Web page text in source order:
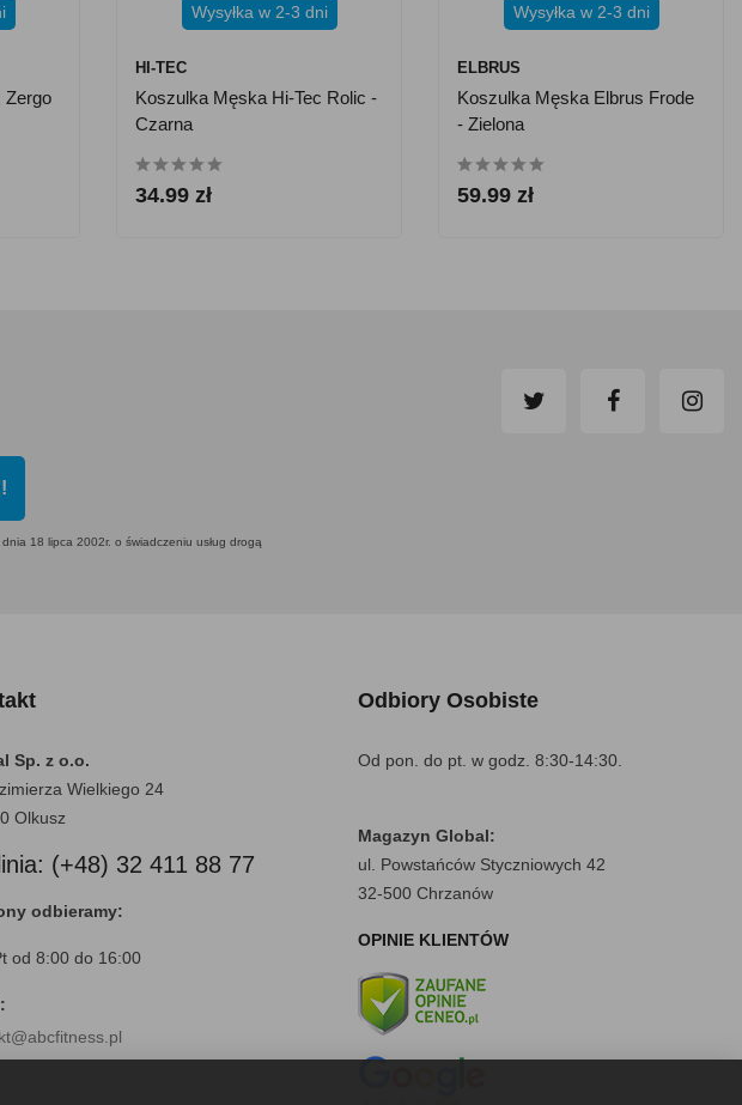
Zergo
Wysyłka w 2-3 dni
HI-TEC
Koszulka Męska Hi-Tec Rolic -
Czarna
34.99 zł
Wysyłka w 2-3 dni
ELBRUS
Koszulka Męska Elbrus Frode
- Zielona
59.99 zł
18 lipca 2002r. o świadczeniu usług drogą
Sp. z o.o.
Wielkiego 24
Olkusz
(+48) 32 411 88 77
odbieramy:
od 8:00 do 16:00
Odbiory Osobiste
Od pon. do pt. w godz. 8:30-14:30.
Magazyn Global:
ul. Powstańców Styczniowych 42
32-500 Chrzanów
OPINIE KLIENTÓW